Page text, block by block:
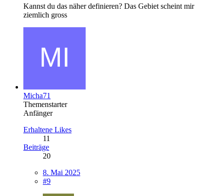
Kannst du das näher definieren? Das Gebiet scheint mir
ziemlich gross
Micha71
Themenstarter
Anfänger
Erhaltene Likes
11
Beiträge
20
8. Mai 2025
#9